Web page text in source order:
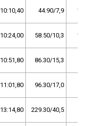
10:10,40 44.90/7,9 19
10:24,00 58.50/10,3 11
10:51,80 86.30/15,3
11:01,80 96.30/17,0
13:14,80 229.30/40,5